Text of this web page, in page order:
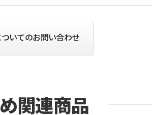
いてのお問い合わせ
関連商品